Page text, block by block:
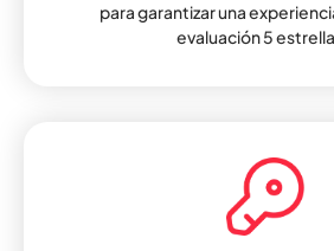
para garantizar una
evaluación 5